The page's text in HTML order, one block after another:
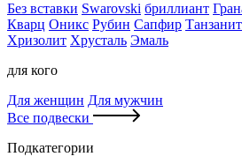
Без вставки Swarovski бриллиант
Кварц Оникс Рубин Сапфир Танзанит
Хризолит Хрусталь Эмаль
для кого
Для женщин Для мужчин
Все подвески
Подкатегории